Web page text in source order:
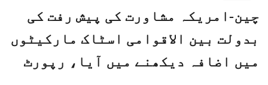
چین-امریکہ مشاورت کی پیش رفت کی
بدولت بین الاقوامی اسٹاک مارکیٹوں
میں اضافہ دیکھنے میں آیا، رپورٹ